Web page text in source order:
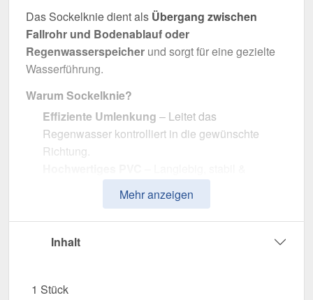
Das Sockelknie dient als Übergang zwischen
Fallrohr und Bodenablauf oder
Regenwasserspeicher und sorgt für eine gezielte
Wasserführung.
Warum Sockelknie?
Effiziente Umlenkung – Leitet das
Regenwasser kontrolliert in die gewünschte
Richtung.
Effiziente Wasserableitung– Optimale
Dimension mit 90 mm Durchmesser.
Einfache Montage
Sonneneinstrahlung, Feuchtigkeit & andere
Mehr anzeigen
Inhalt
1 Stück